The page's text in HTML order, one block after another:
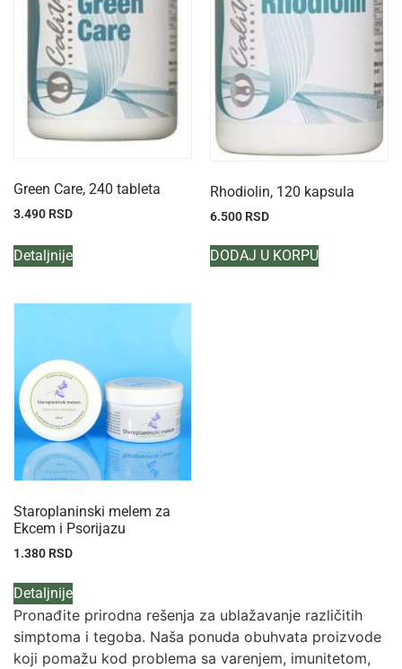
Green Care, 240 tableta
3.490 RSD
Detaljnije
Rhodiolin, 120 kapsula
6.500 RSD
DODAJ U KORPU
Staroplaninski melem za
Ekcem i Psorijazu
1.380 RSD
Detaljnije
Pronađite prirodna rešenja za ublažavanje različitih
simptoma i tegoba. Naša ponuda obuhvata proizvode
koji pomažu kod problema sa varenjem, imunitetom,